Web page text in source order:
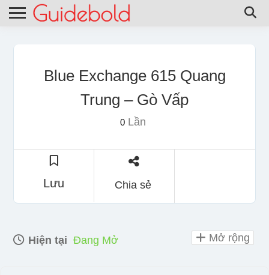
Blue Exchange 615 Quang
Trung – Gò Vấp
0Lần
Lưu Chia sẻ
Hiện tại Đang Mở Mở rộng